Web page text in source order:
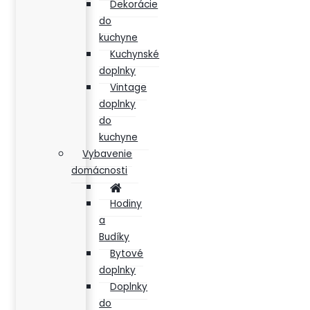
Dekorácie
do
kuchyne
Kuchynské
doplnky
Vintage
doplnky
do
kuchyne
Vybavenie
domácnosti
Hodiny
a
Budíky
Bytové
doplnky
Doplnky
do